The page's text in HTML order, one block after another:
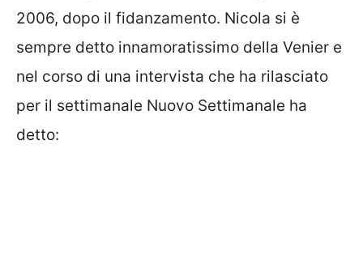
2006, dopo il fidanzamento. Nicola si è
sempre detto innamoratissimo della Venier e
nel corso di una intervista che ha rilasciato
per il settimanale Nuovo Settimanale ha
detto: